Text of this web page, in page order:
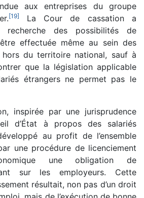
aux entreprises du groupe
[19]
La Cour de cassation a
des possibilités de
effectuée même au sein des
hors du territoire national, sauf à
que la législation applicable
étrangers ne permet pas le
inspirée par une jurisprudence
d’État à propos des salariés
au profit de l’ensemble
une procédure de licenciement
une obligation de
sur les employeurs. Cette
résultait, non pas d’un droit